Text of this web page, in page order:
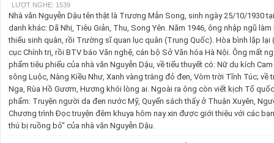
LƯỢT NGHE: 1539
Nhà văn Nguyễn Dậu tên thật là Trương Mẫn Song, sinh ngày 25/10/1930
danh khác: Dã Nhị, Tiêu Giản, Thu, Song Yên. Năm 1946, ông nhập ngũ
thiếu sinh quân, rồi Trường sĩ quan lục quân (Trung Quốc). Hòa bình lặp lại
cục Chính trị, rồi BTV báo Văn nghệ, cán bộ Sở Văn hóa Hà Nội. Ông mất
phẩm tiêu phiểu của nhà văn Nguyễn Dậu, về tiểu thuyết có: Nữ du kích
sông Luộc, Nàng Kiều Như, Xanh vàng trắng đỏ đen, Vòm trời Tĩnh Túc; về
Nga, Rùa Hồ Gươm, Hương khói lòng ai. Ngoài ra ông còn viết kịch Tổ
phẩm: Truyện người da đen nước Mỹ, Quyển sách thấy ở Thuận Xuyên,
Chương trình Đọc truyện đêm khuya hôm nay xin được giới thiệu với các
thú bị ruồng bỏ" của nhà văn Nguyễn Dậu.